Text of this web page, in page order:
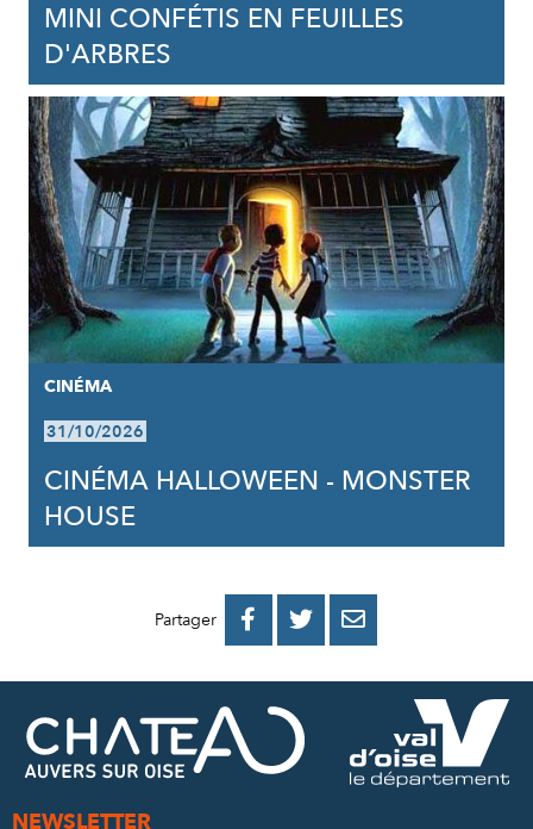
MINI CONFÉTIS EN FEUILLES
D'ARBRES
CINÉMA
31/10/2026
CINÉMA HALLOWEEN - MONSTER
HOUSE
Partager 
PARTAGER
FACEBOOK
PARTAGER
PARTAGER
MAIL
NEWSLETTER